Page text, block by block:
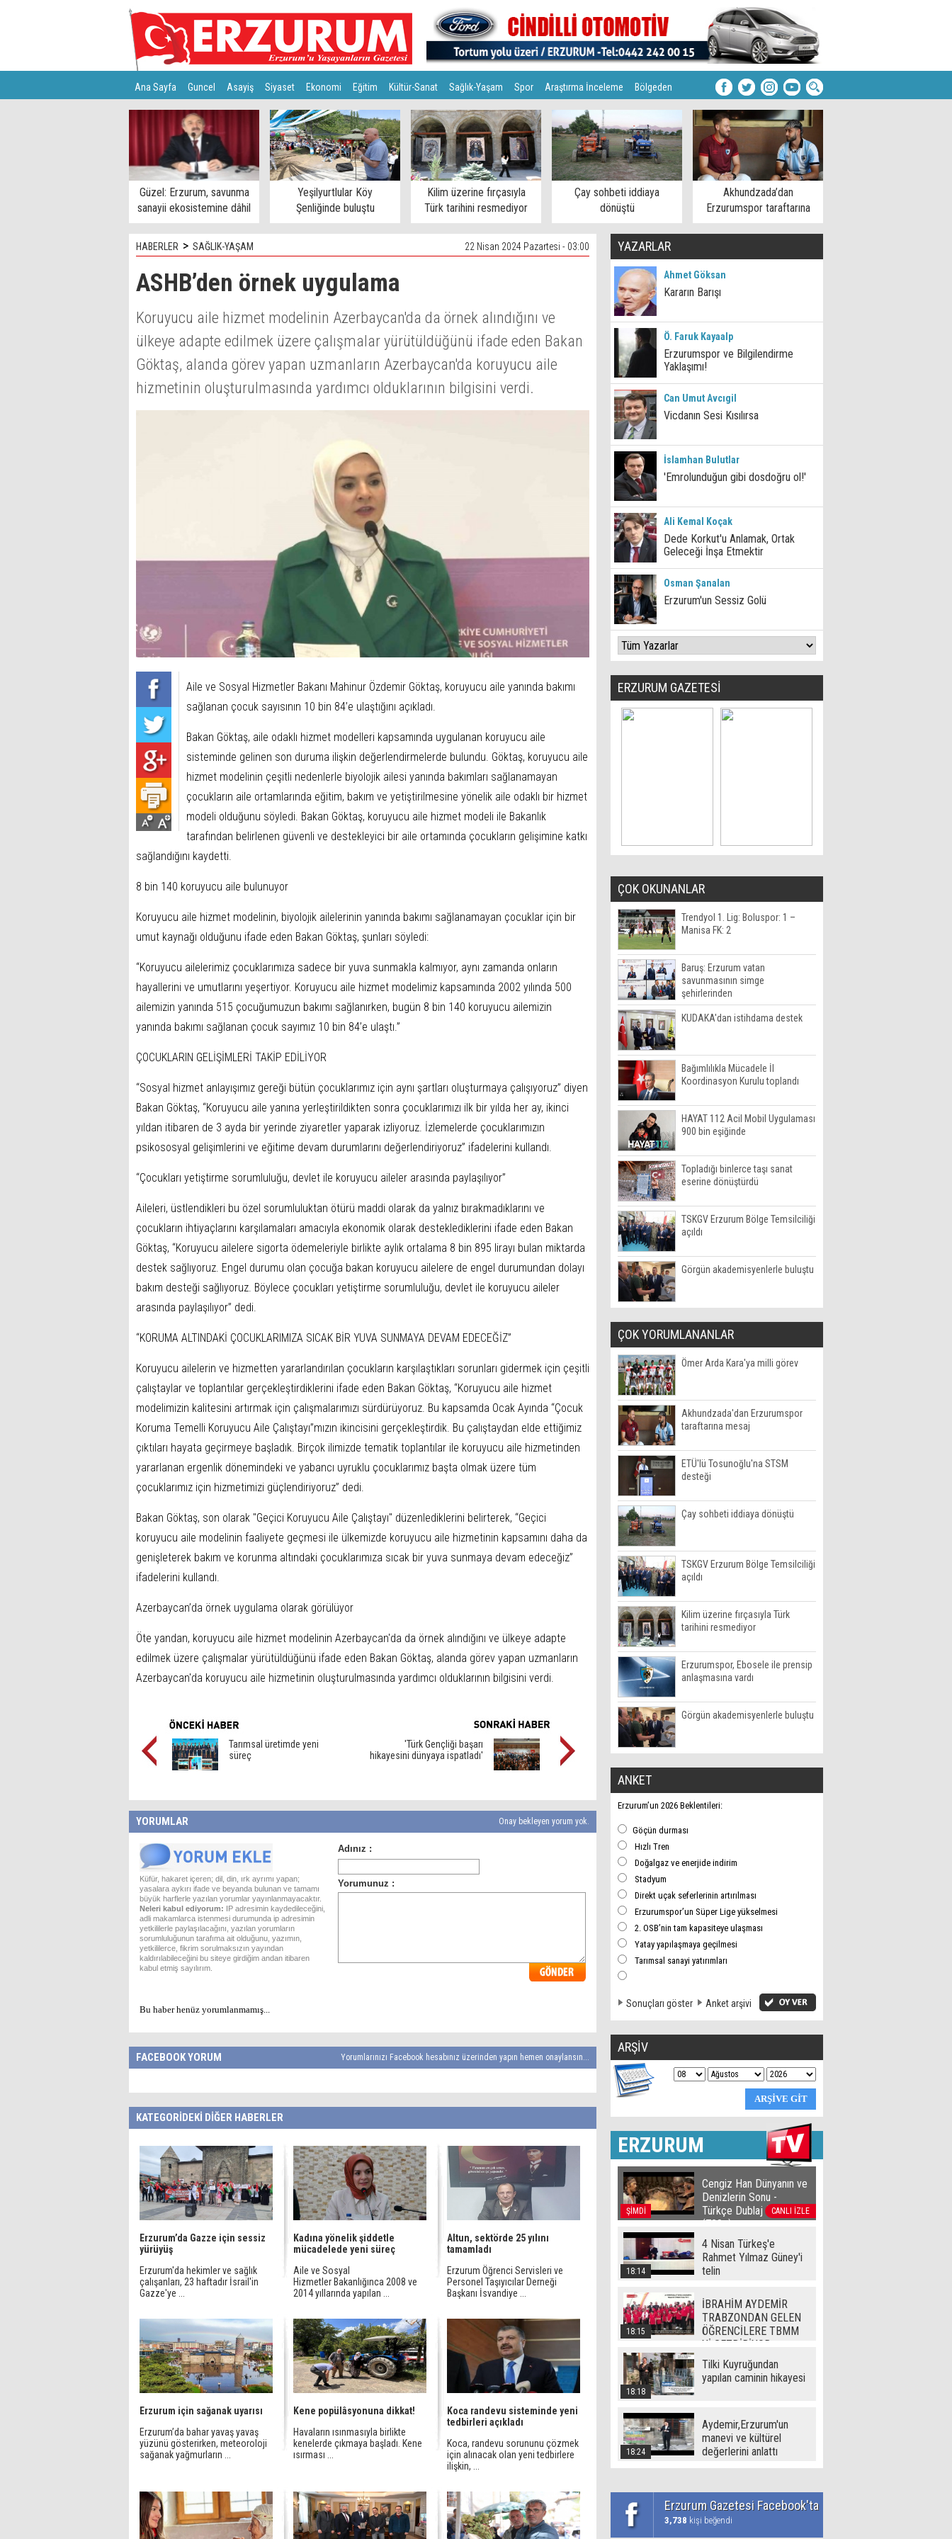
Ana Sayfa Guncel Asayiş Siyaset Ekonomi Eğitim Kültür-Sanat Sağlık-Yaşam Spor Araştırma İnceleme Bölgeden
Teknoloji
Güzel: Erzurum, savunma
sanayii ekosistemine dâhil
edilmeli
Yeşilyurtlular Köy
Şenliğinde buluştu
Kilim üzerine fırçasıyla
Türk tarihini resmediyor
Çay sohbeti iddiaya
dönüştü
Akhundzada’dan
Erzurumspor taraftarına
mesaj
HABERLER > SAĞLIK-YAŞAM 22 Nisan 2024 Pazartesi - 03:00
ASHB’den örnek uygulama
Koruyucu aile hizmet modelinin Azerbaycan'da da örnek alındığını ve
ülkeye adapte edilmek üzere çalışmalar yürütüldüğünü ifade eden Bakan
Göktaş, alanda görev yapan uzmanların Azerbaycan'da koruyucu aile
hizmetinin oluşturulmasında yardımcı olduklarının bilgisini verdi.
Aile ve Sosyal Hizmetler Bakanı Mahinur Özdemir Göktaş, koruyucu aile yanında bakımı
sağlanan çocuk sayısının 10 bin 84’e ulaştığını açıkladı.
Bakan Göktaş, aile odaklı hizmet modelleri kapsamında uygulanan koruyucu aile
sisteminde gelinen son duruma ilişkin değerlendirmelerde bulundu. Göktaş, koruyucu aile
hizmet modelinin çeşitli nedenlerle biyolojik ailesi yanında bakımları sağlanamayan
çocukların aile ortamlarında eğitim, bakım ve yetiştirilmesine yönelik aile odaklı bir hizmet
modeli olduğunu söyledi. Bakan Göktaş, koruyucu aile hizmet modeli ile Bakanlık
tarafından belirlenen güvenli ve destekleyici bir aile ortamında çocukların gelişimine katkı
sağlandığını kaydetti.
8 bin 140 koruyucu aile bulunuyor
Koruyucu aile hizmet modelinin, biyolojik ailelerinin yanında bakımı sağlanamayan çocuklar için bir
umut kaynağı olduğunu ifade eden Bakan Göktaş, şunları söyledi:
“Koruyucu ailelerimiz çocuklarımıza sadece bir yuva sunmakla kalmıyor, aynı zamanda onların
hayallerini ve umutlarını yeşertiyor. Koruyucu aile hizmet modelimiz kapsamında 2002 yılında 500
ailemizin yanında 515 çocuğumuzun bakımı sağlanırken, bugün 8 bin 140 koruyucu ailemizin
yanında bakımı sağlanan çocuk sayımız 10 bin 84’e ulaştı.”
ÇOCUKLARIN GELİŞİMLERİ TAKİP EDİLİYOR
“Sosyal hizmet anlayışımız gereği bütün çocuklarımız için aynı şartları oluşturmaya çalışıyoruz” diyen
Bakan Göktaş, “Koruyucu aile yanına yerleştirildikten sonra çocuklarımızı ilk bir yılda her ay, ikinci
yıldan itibaren de 3 ayda bir yerinde ziyaretler yaparak izliyoruz. İzlemelerde çocuklarımızın
psikososyal gelişimlerini ve eğitime devam durumlarını değerlendiriyoruz” ifadelerini kullandı.
“Çocukları yetiştirme sorumluluğu, devlet ile koruyucu aileler arasında paylaşılıyor”
Aileleri, üstlendikleri bu özel sorumluluktan ötürü maddi olarak da yalnız bırakmadıklarını ve
çocukların ihtiyaçlarını karşılamaları amacıyla ekonomik olarak desteklediklerini ifade eden Bakan
Göktaş, “Koruyucu ailelere sigorta ödemeleriyle birlikte aylık ortalama 8 bin 895 lirayı bulan miktarda
destek sağlıyoruz. Engel durumu olan çocuğa bakan koruyucu ailelere de engel durumundan dolayı
bakım desteği sağlıyoruz. Böylece çocukları yetiştirme sorumluluğu, devlet ile koruyucu aileler
arasında paylaşılıyor” dedi.
“KORUMA ALTINDAKİ ÇOCUKLARIMIZA SICAK BİR YUVA SUNMAYA DEVAM EDECEĞİZ”
Koruyucu ailelerin ve hizmetten yararlandırılan çocukların karşılaştıkları sorunları gidermek için çeşitli
çalıştaylar ve toplantılar gerçekleştirdiklerini ifade eden Bakan Göktaş, “Koruyucu aile hizmet
modelimizin kalitesini artırmak için çalışmalarımızı sürdürüyoruz. Bu kapsamda Ocak Ayında “Çocuk
Koruma Temelli Koruyucu Aile Çalıştayı”mızın ikincisini gerçekleştirdik. Bu çalıştaydan elde ettiğimiz
çıktıları hayata geçirmeye başladık. Birçok ilimizde tematik toplantılar ile koruyucu aile hizmetinden
yararlanan ergenlik dönemindeki ve yabancı uyruklu çocuklarımız başta olmak üzere tüm
çocuklarımız için hizmetimizi güçlendiriyoruz” dedi.
Bakan Göktaş, son olarak "Geçici Koruyucu Aile Çalıştayı" düzenlediklerini belirterek, “Geçici
koruyucu aile modelinin faaliyete geçmesi ile ülkemizde koruyucu aile hizmetinin kapsamını daha da
genişleterek bakım ve korunma altındaki çocuklarımıza sıcak bir yuva sunmaya devam edeceğiz”
ifadelerini kullandı.
Azerbaycan’da örnek uygulama olarak görülüyor
Öte yandan, koruyucu aile hizmet modelinin Azerbaycan'da da örnek alındığını ve ülkeye adapte
edilmek üzere çalışmalar yürütüldüğünü ifade eden Bakan Göktaş, alanda görev yapan uzmanların
Azerbaycan'da koruyucu aile hizmetinin oluşturulmasında yardımcı olduklarının bilgisini verdi.
Tarımsal üretimde yeni
süreç
'Türk Gençliği başarı
hikayesini dünyaya ispatladı'
YORUMLAR Onay bekleyen yorum yok.
Küfür, hakaret içeren; dil, din, ırk ayrımı yapan;
yasalara aykırı ifade ve beyanda bulunan ve tamamı
büyük harflerle yazılan yorumlar yayınlanmayacaktır.
Neleri kabul ediyorum: IP adresimin kaydedileceğini,
adli makamlarca istenmesi durumunda ip adresimin
yetkililerle paylaşılacağını, yazılan yorumların
sorumluluğunun tarafıma ait olduğunu, yazımın,
yetkililerce, fikrim sorulmaksızın yayından
kaldırılabileceğini bu siteye girdiğim andan itibaren
kabul etmiş sayılırım.
Bu haber henüz yorumlanmamış...
FACEBOOK YORUM Yorumlarınızı Facebook hesabınız üzerinden yapın hemen onaylansın...
KATEGORİDEKİ DİĞER HABERLER
Erzurum’da Gazze için sessiz
yürüyüş
Erzurum'da hekimler ve sağlık
çalışanları, 23 haftadır İsrail'in
Gazze'ye ...
Kadına yönelik şiddetle
mücadelede yeni süreç
Aile ve Sosyal
Hizmetler Bakanlığınca 2008 ve
2014 yıllarında yapılan ...
Altun, sektörde 25 yılını
tamamladı
Erzurum Öğrenci Servisleri ve
Personel Taşıyıcılar Derneği
Başkanı İsvandiye ...
Erzurum için sağanak uyarısı
Erzurum’da bahar yavaş yavaş
yüzünü gösterirken, meteoroloji
sağanak yağmurların ...
Kene popülâsyonuna dikkat!
Havaların ısınmasıyla birlikte
kenelerde çıkmaya başladı. Kene
ısırması ...
Koca randevu sisteminde yeni
tedbirleri açıkladı
Koca, randevu sorununu çözmek
için alınacak olan yeni tedbirlere
ilişkin, ...
YAZARLAR
Ahmet Göksan
Kararın Barışı
Ö. Faruk Kayaalp
Erzurumspor ve Bilgilendirme
Yaklaşımı!
Can Umut Avcıgil
Vicdanın Sesi Kısılırsa
İslamhan Bulutlar
'Emrolunduğun gibi dosdoğru ol!'
Ali Kemal Koçak
Dede Korkut'u Anlamak, Ortak
Geleceği İnşa Etmektir
Osman Şanalan
Erzurum'un Sessiz Golü
ERZURUM GAZETESİ
ÇOK OKUNANLAR
Trendyol 1. Lig: Boluspor: 1 –
Manisa FK: 2
Baruş: Erzurum vatan
savunmasının simge
şehirlerinden
KUDAKA'dan istihdama destek
Bağımlılıkla Mücadele İl
Koordinasyon Kurulu toplandı
HAYAT 112 Acil Mobil Uygulaması
900 bin eşiğinde
Topladığı binlerce taşı sanat
eserine dönüştürdü
TSKGV Erzurum Bölge Temsilciliği
açıldı
Görgün akademisyenlerle buluştu
ÇOK YORUMLANANLAR
Ömer Arda Kara'ya milli görev
Akhundzada'dan Erzurumspor
taraftarına mesaj
ETÜ'lü Tosunoğlu'na STSM
desteği
Çay sohbeti iddiaya dönüştü
TSKGV Erzurum Bölge Temsilciliği
açıldı
Kilim üzerine fırçasıyla Türk
tarihini resmediyor
Erzurumspor, Ebosele ile prensip
anlaşmasına vardı
Görgün akademisyenlerle buluştu
ANKET
Erzurum’un 2026 Beklentileri:
Göçün durması
Hızlı Tren
Doğalgaz ve enerjide indirim
Stadyum
Direkt uçak seferlerinin artırılması
Erzurumspor’un Süper Lige yükselmesi
2. OSB’nin tam kapasiteye ulaşması
Yatay yapılaşmaya geçilmesi
Tarımsal sanayi yatırımları
Sonuçları göster Anket arşivi
ARŞİV
ERZURUM
ŞİMDİ CANLI İZLE
Cengiz Han Dünyanın ve
Denizlerin Sonu -
Türkçe Dublaj film izle
(720p)
18:14
4 Nisan Türkeş'e
Rahmet Yılmaz Güney'i
telin
18:15
İBRAHİM AYDEMİR
TRABZONDAN GELEN
ÖĞRENCİLERE TBMM
Yİ GEZDİRİYOR
18:18
Tilki Kuyruğundan
yapılan caminin hikayesi
18:24
Aydemir,Erzurum'un
manevi ve kültürel
değerlerini anlattı
Erzurum Gazetesi Facebook'ta
3,738 kişi beğendi